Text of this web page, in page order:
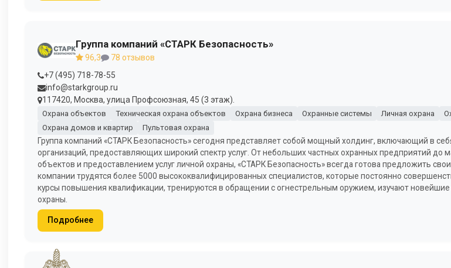
Группа компаний «СТАРК Безопасность»
96,3
78 отзывов
+7 (495) 718-78-55
info@starkgroup.ru
117420, Москва, улица Профсоюзная, 45 (3 этаж).
Охрана объектов Техническая охрана объектов Охрана бизнеса Охранные системы Личная охрана
Охрана домов и квартир
Пультовая охрана
Группа компаний «СТАРК Безопасность» сегодня представляет собой мощный холдинг, включающий в
организаций, предоставляющих широкий спектр услуг. От небольших частных охранных предприятий до
объектов и предоставлением услуг личной охраны, «СТАРК Безопасность» всегда готова предложить
компании трудятся более 5000 высококвалифицированных специалистов, которые постоянно
курсы повышения квалификации, тренируются в обращении с огнестрельным оружием, изучают
охраны.
Подробнее